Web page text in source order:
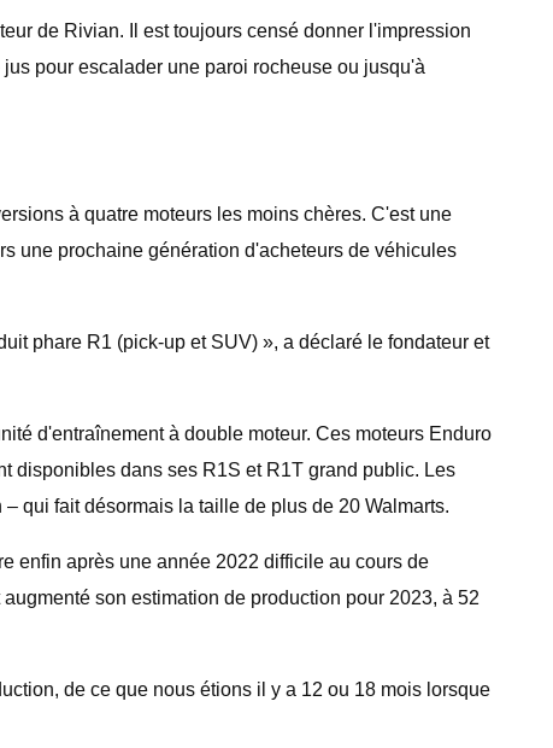
de Rivian. Il est toujours censé donner l'impression
pour escalader une paroi rocheuse ou jusqu'à
à quatre moteurs les moins chères. C'est une
une prochaine génération d'acheteurs de véhicules
phare R1 (pick-up et SUV) », a déclaré le fondateur et
d'entraînement à double moteur. Ces moteurs Enduro
disponibles dans ses R1S et R1T grand public. Les
qui fait désormais la taille de plus de 20 Walmarts.
enfin après une année 2022 difficile au cours de
son estimation de production pour 2023, à 52
de ce que nous étions il y a 12 ou 18 mois lorsque